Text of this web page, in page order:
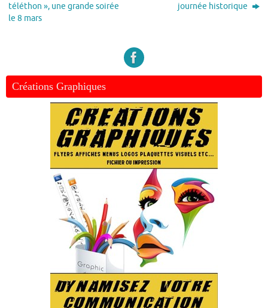
téléthon », une grande soirée
le 8 mars
journée historique
Créations Graphiques